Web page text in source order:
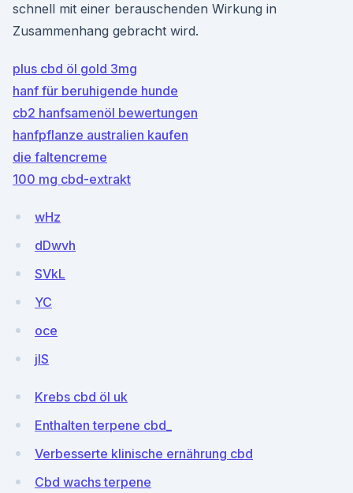
schnell mit einer berauschenden Wirkung in
Zusammenhang gebracht wird.
plus cbd öl gold 3mg
hanf für beruhigende hunde
cb2 hanfsamenöl bewertungen
hanfpflanze australien kaufen
die faltencreme
100 mg cbd-extrakt
wHz
dDwvh
SVkL
YC
oce
jIS
Krebs cbd öl uk
Enthalten terpene cbd_
Verbesserte klinische ernährung cbd
Cbd wachs terpene